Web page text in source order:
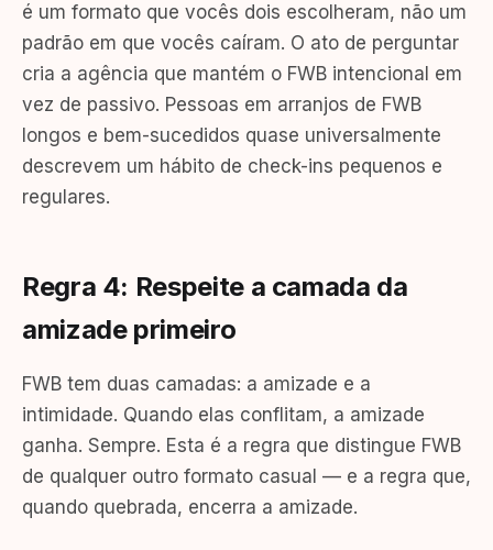
é um formato que vocês dois escolheram, não um
padrão em que vocês caíram. O ato de perguntar
cria a agência que mantém o FWB intencional em
vez de passivo. Pessoas em arranjos de FWB
longos e bem-sucedidos quase universalmente
descrevem um hábito de check-ins pequenos e
regulares.
Regra 4: Respeite a camada da
amizade primeiro
FWB tem duas camadas: a amizade e a
intimidade. Quando elas conflitam, a amizade
ganha. Sempre. Esta é a regra que distingue FWB
de qualquer outro formato casual — e a regra que,
quando quebrada, encerra a amizade.